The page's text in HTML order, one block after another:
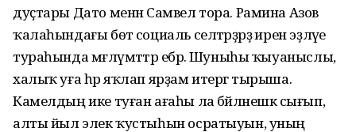
дуҫтары Дато менән Самвел тора. Рамина Азов
ҡалаһындағы бөтә социаль селтәрҙәрҙә ирен эҙләүе
тураһында мәғлүмәттәр ебәрә. Шуныһы ҡыуаныслы,
халыҡ уға һәр яҡлап ярҙам итергә тырыша.
Камелдың ике туған ағаһы ла бәйләнешкә сығып,
алты йыл элек ҡустыһын осратыуын, уның